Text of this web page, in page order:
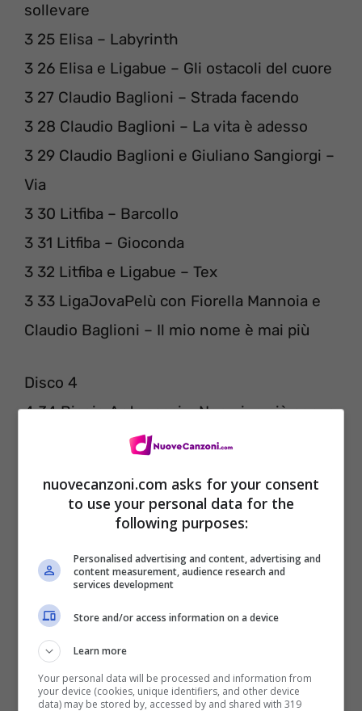
sollevare
3 25 Elisa – Labyrinth
3 26 Elisa e Ligabue – Gli ostacoli del cuore
3 27 Claudio Baglioni – Strada facendo
3 28 Claudio Baglioni – La vita è adesso
3 29 Claudio Baglioni e Giuliano Sangiorgi –
Via
3 30 Litfiba – Barcollo
3 31 Litfiba – Gioconda
3 32 Litfiba e Ligabue – Tex
3 33 LigaJovaPelù con Fiorella Mannoia e
Claudio Baglioni – Il mio nome è mai più
Disco 4
4 34 Biagio Antonacci – Non vivo più senza
4 36 Biagio Antonacci – Liberatemi
3 37 Jovanotti – La notte dei desideri
3 38 Jovanotti – Il più grande spettacolo
dopo il big bang
4 39 Jovanotti e Renato Zero – Amico
4 40 Ligabue – Marlo Brando è sempre lui
4 41 Ligabue e Zucchero – Non è tempo per
noi
nuovecanzoni.com asks for your consent
to use your personal data for the
following purposes:
Personalised advertising and content, advertising and
content measurement, audience research and
services development
Store and/or access information on a device
Learn more
Your personal data will be processed and information from
your device (cookies, unique identifiers, and other device
data) may be stored by, accessed by and shared with 319